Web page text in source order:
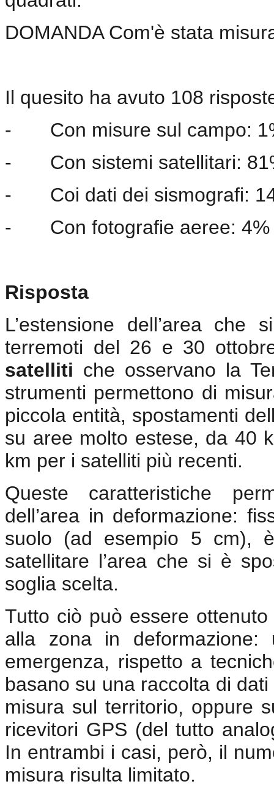
DOMANDA Com'è stata
Il quesito ha avuto 108
-
Con misure sul campo:
-
Con sistemi satellitari:
-
Coi dati dei sismografi:
-
Con fotografie aeree: 4%
Risposta
L’estensione dell’area
terremoti del 26 e 30
satelliti che osservano la
strumenti permettono di
piccola entità, spostamenti
su aree molto estese, da 40
km per i satelliti più recenti.
Queste caratteristiche
dell’area in deformazione:
suolo (ad esempio 5 cm),
satellitare l’area che si è
soglia scelta.
Tutto ciò può essere
alla zona in
emergenza, rispetto a
basano su una raccolta di
misura sul territorio, oppure
ricevitori GPS (del tutto
In entrambi i casi, però, il
misura risulta limitato.